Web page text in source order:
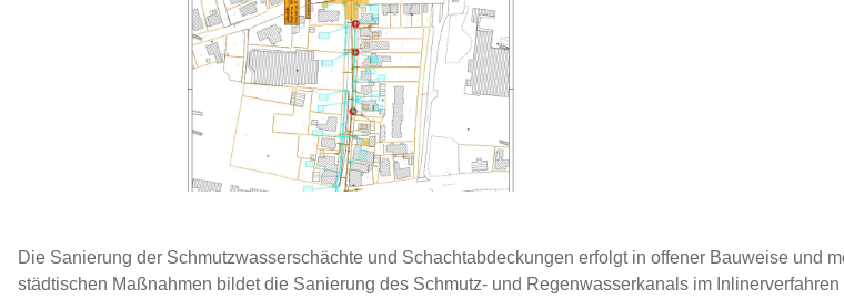
Die Sanierung der Schmutzwasserschächte und Schachtabdeckungen erfolgt in offener Bauweise und
städtischen Maßnahmen bildet die Sanierung des Schmutz- und Regenwasserkanals im